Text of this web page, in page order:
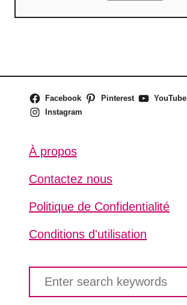
Facebook Pinterest
YouTube
Instagram
À propos
Contactez nous
Politique de Confidentialité
Conditions d'utilisation